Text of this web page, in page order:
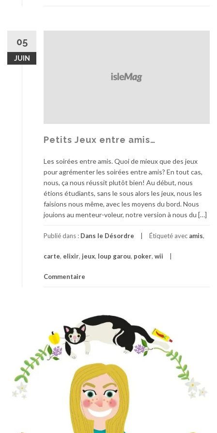
05
JUIN
Petits Jeux entre amis…
Les soirées entre amis. Quoi de mieux que des jeux
pour agrémenter les soirées entre amis? En tout cas,
nous, ça nous réussit plutôt bien! Au début, nous
étions étudiants, sans le sous alors les jeux, nous les
faisions nous même, avec les moyens du bord. Nous
jouions au menteur-voleur, notre version à nous du […]
Publié dans : Dans le Désordre Étiqueté avec amis,
carte, elixir, jeux, loup garou, poker, wii
Commentaire